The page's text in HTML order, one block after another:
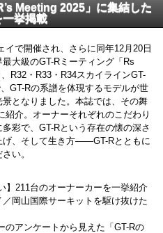
Meeting 2025」に集結した
一挙掲載
イで開催され、さらに同年12月20日
大級のGT-Rミーティング「Rs
R32・R33・R34スカイラインGT-
GT-Rの系譜を体現するモデルが世
となりました。本誌では、その舞
紹介。オーナーそれぞれのこだわり
彩で、GT-Rという存在の懐の深さ
げ、そして生き方――GT-Rとともに
い。
】211台のオーナーカーを一挙紹介
／岡山国際サーキットを駆け抜けた
のアンケートから見えた「GT-Rの